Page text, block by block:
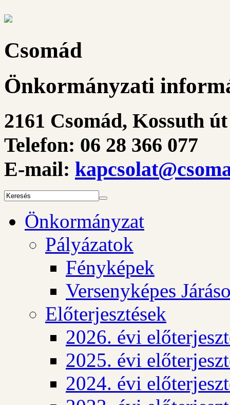
Csomád
Önkormányzati
2161 Csomád, Kossuth
Telefon: 06 28 366 077
E-mail:
Önkormányzat
Pályázatok
Fényképek
Versenyképes
Előterjesztések
2026. évi
2025. évi
2024. évi